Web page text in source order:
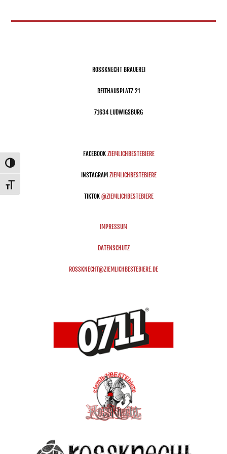
Umschalten auf hohe Kontraste
Schrift vergrößern
ROSSKNECHT BRAUEREI
REITHAUSPLATZ 21
71634 LUDWIGSBURG
FACEBOOK ZIEMLICHBESTEBIERE
INSTAGRAM ZIEMLICHBESTEBIERE
TIKTOK @ZIEMLICHBESTEBIERE
IMPRESSUM
DATENSCHUTZ
ROSSKNECHT@ZIEMLICHBESTEBIERE.DE